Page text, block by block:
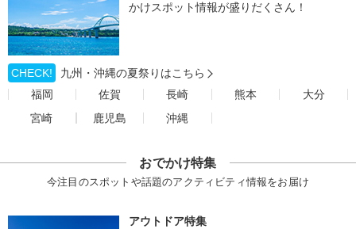
かけスポット情報が盛りだくさん！
CHECK!
九州・沖縄の夏祭りはこちら
福岡
佐賀 長崎 熊本
大分
宮崎
鹿児島 沖縄
おでかけ特集
今注目のスポットや話題のアクティビティ情報をお届け
アウトドア特集